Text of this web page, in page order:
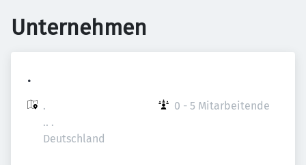
Unternehmen
.
.
.. .
Deutschland
0 - 5 Mitarbeitende